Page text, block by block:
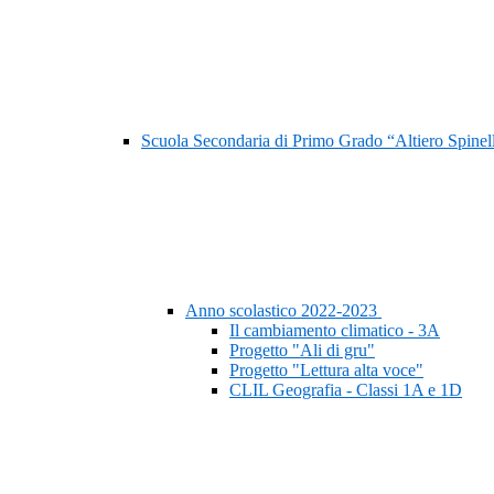
Scuola Secondaria di Primo Grado “Altiero
Anno scolastico 2022-2023
Il cambiamento climatico - 3A
Progetto "Ali di gru"
Progetto "Lettura alta voce"
CLIL Geografia - Classi 1A e 1D